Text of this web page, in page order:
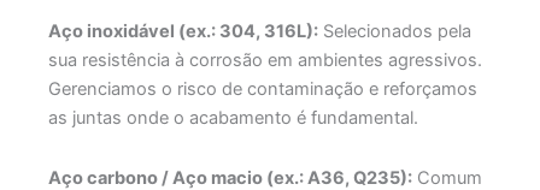
Aço inoxidável (ex.: 304, 316L): Selecionados pela
sua resistência à corrosão em ambientes agressivos.
Gerenciamos o risco de contaminação e reforçamos
as juntas onde o acabamento é fundamental.
Aço carbono / Aço macio (ex.: A36, Q235): Comum